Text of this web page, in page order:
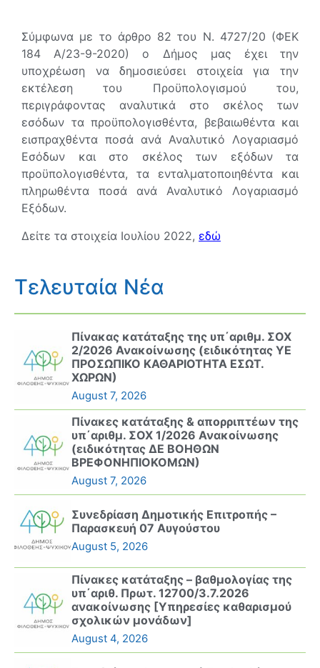
Σύμφωνα με το άρθρο 82 του Ν. 4727/20 (ΦΕΚ
184 Α/23-9-2020) ο Δήμος μας έχει την
υποχρέωση να δημοσιεύσει στοιχεία για την
εκτέλεση του Προϋπολογισμού του,
περιγράφοντας αναλυτικά στο σκέλος των
εσόδων τα προϋπολογισθέντα, βεβαιωθέντα και
εισπραχθέντα ποσά ανά Αναλυτικό Λογαριασμό
Εσόδων και στο σκέλος των εξόδων τα
προϋπολογισθέντα, τα ενταλματοποιηθέντα και
πληρωθέντα ποσά ανά Αναλυτικό Λογαριασμό
Εξόδων.
Δείτε τα στοιχεία Ιουλίου 2022, εδώ
Τελευταία Νέα
Πίνακας κατάταξης της υπ΄αριθμ. ΣΟΧ
2/2026 Ανακοίνωσης (ειδικότητας ΥΕ
ΠΡΟΣΩΠΙΚΟ ΚΑΘΑΡΙΟΤΗΤΑ ΕΣΩΤ.
ΧΩΡΩΝ)
August 7, 2026
Πίνακες κατάταξης & απορριπτέων της
υπ΄αριθμ. ΣΟΧ 1/2026 Ανακοίνωσης
(ειδικότητας ΔΕ ΒΟΗΘΩΝ
ΒΡΕΦΟΝΗΠΙΟΚΟΜΩΝ)
August 7, 2026
Συνεδρίαση Δημοτικής Επιτροπής –
Παρασκευή 07 Αυγούστου
August 5, 2026
Πίνακες κατάταξης – βαθμολογίας της
υπ΄αριθ. Πρωτ. 12700/3.7.2026
ανακοίνωσης [Υπηρεσίες καθαρισμού
σχολικών μονάδων]
August 4, 2026